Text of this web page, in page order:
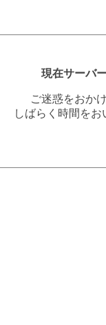
現在サーバ
ご迷惑をおか
しばらく時間を